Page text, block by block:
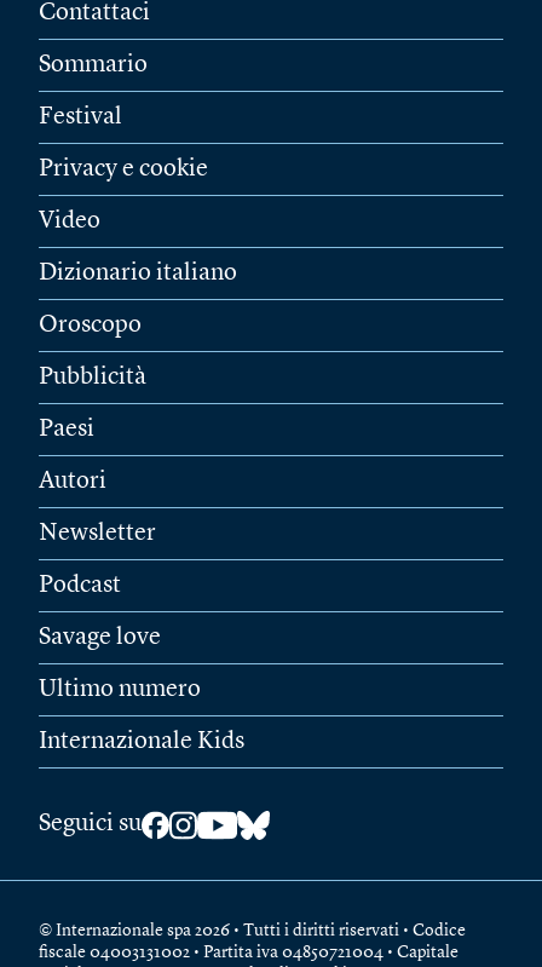
Contattaci
Sommario
Festival
Privacy e cookie
Video
Dizionario italiano
Oroscopo
Pubblicità
Paesi
Autori
Newsletter
Podcast
Savage love
Ultimo numero
Internazionale Kids
Seguici su
© Internazionale spa 2026 • Tutti i diritti riservati • Codice
fiscale 04003131002 • Partita iva 04850721004 • Capitale